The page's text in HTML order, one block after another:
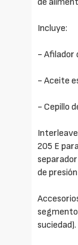
Incluye:
- Afilador
- Aceite
- Cepillo
205 E
de
suciedad).